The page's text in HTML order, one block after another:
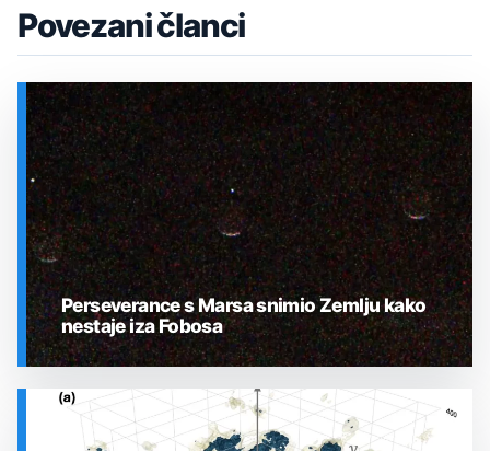
Povezani članci
SVEMIR
Perseverance s Marsa snimio Zemlju kako
nestaje iza Fobosa